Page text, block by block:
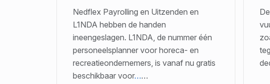
Nedflex Payrolling en Uitzenden en
L1NDA hebben de handen
ineengeslagen. L1NDA, de nummer één
personeelsplanner voor horeca- en
recreatieondernemers, is vanaf nu gratis
beschikbaar voor……